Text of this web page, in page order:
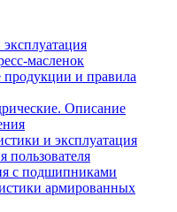
и правила
Описание
и эксплуатация
с подшипниками
армированных